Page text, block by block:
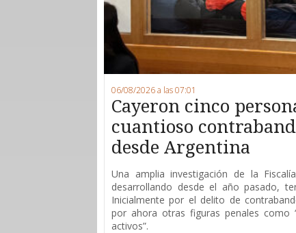
06/08/2026 a las 07:01
Cayeron cinco
cuantioso
desde Argentina
Una amplia investigación de la
desarrollando desde el año pasado,
Inicialmente por el delito de
por ahora otras figuras penales como
activos”.